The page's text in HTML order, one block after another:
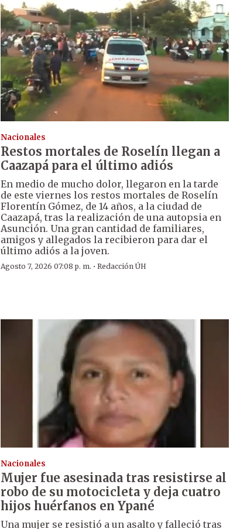
Nacionales
Restos mortales de Roselín llegan a
Caazapá para el último adiós
En medio de mucho dolor, llegaron en la tarde
de este viernes los restos mortales de Roselín
Florentín Gómez, de 14 años, a la ciudad de
Caazapá, tras la realización de una autopsia en
Asunción. Una gran cantidad de familiares,
amigos y allegados la recibieron para dar el
último adiós a la joven.
Agosto 7, 2026 07:08 p. m. ·Redacción ÚH
Nacionales
Mujer fue asesinada tras resistirse al
robo de su motocicleta y deja cuatro
hijos huérfanos en Ypané
Una mujer se resistió a un asalto y falleció tras